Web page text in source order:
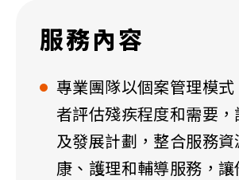
服務內容
專業團隊以個案管理模式
者評估殘疾程度和需要
及發展計劃，整合服務
康、護理和輔導服務，